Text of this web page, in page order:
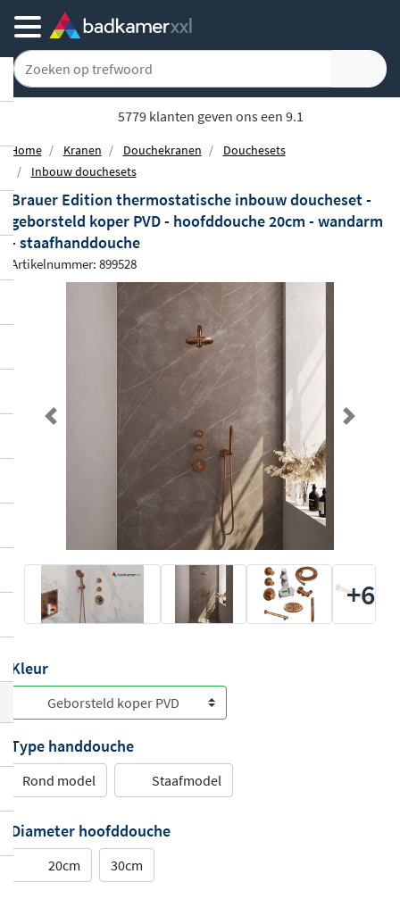
5779 klanten geven ons een 9.1
Home Kranen Douchekranen
Douchesets
Inbouw douchesets
Brauer Edition thermostatische inbouw doucheset -
geborsteld koper PVD - hoofddouche 20cm - wandarm
- staafhanddouche
Artikelnummer: 899528
Previous Next
+6
Kleur
Type handdouche
Rond model Staafmodel
Diameter hoofddouche
20cm 30cm